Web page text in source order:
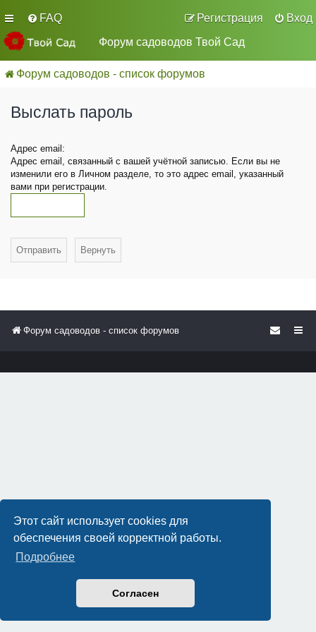
Этот сайт использует cookies для
обеспечения своей корректной работы.
Подробнее
Согласен
FAQ Вход
Регистрация
Форум садоводов Твой Сад
Форум садоводов - список форумов
Выслать пароль
Адрес email:
Адрес email, связанный с вашей учётной записью. Если вы не
изменили его в Личном разделе, то это адрес email, указанный
вами при регистрации.
Форум садоводов - список форумов